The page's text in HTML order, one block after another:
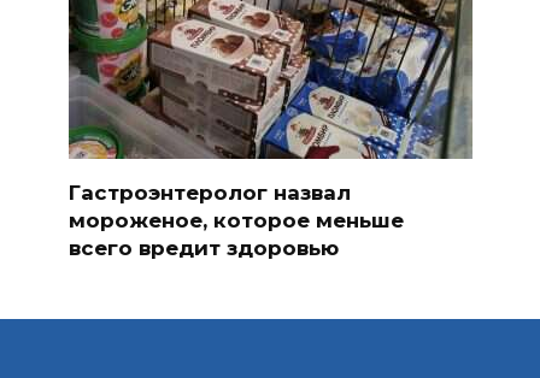
Гастроэнтеролог назвал
мороженое, которое меньше
всего вредит здоровью